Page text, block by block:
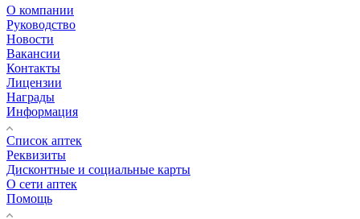
О компании
Руководство
Новости
Вакансии
Контакты
Лицензии
Награды
Информация
Список аптек
Реквизиты
Дисконтные и социальные карты
О сети аптек
Помощь